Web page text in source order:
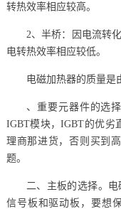
转热效率相应较高。
2、半桥：因电流转
电转热效率相应较低。
电磁加热器的质量是
、重要元器件的选
IGBT模块，IGBT的优劣
理商那进货，否则买到
题。
二、主板的选择。
信号板和驱动板，要想